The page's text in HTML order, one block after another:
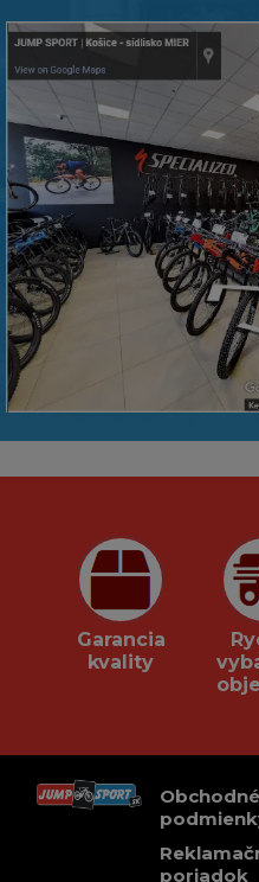
Garancia
kvality
Obchodné
poriadok